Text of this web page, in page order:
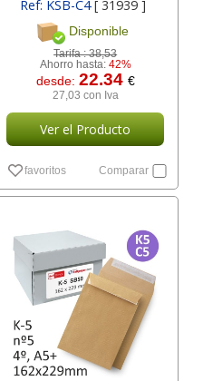
Ref: KSB-C4[ 31939 ]
Disponible
Tarifa :38,53
Ahorro hasta: 42%
desde: 22.34 €
27,03 con Iva
Ver el Producto
favoritos Comparar